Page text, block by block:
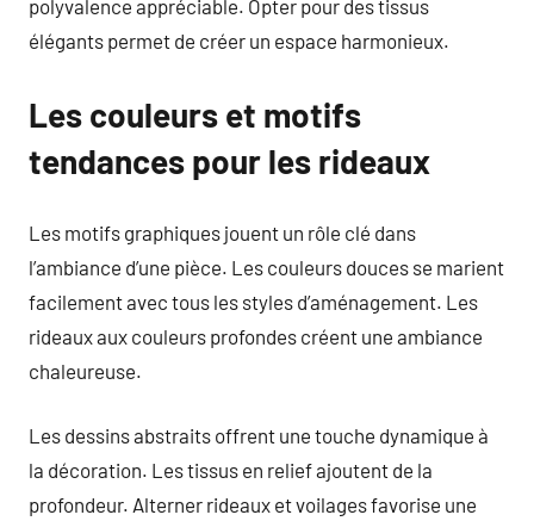
polyvalence appréciable. Opter pour des tissus
élégants permet de créer un espace harmonieux.
Les couleurs et motifs
tendances pour les rideaux
Les motifs graphiques jouent un rôle clé dans
l’ambiance d’une pièce. Les couleurs douces se marient
facilement avec tous les styles d’aménagement. Les
rideaux aux couleurs profondes créent une ambiance
chaleureuse.
Les dessins abstraits offrent une touche dynamique à
la décoration. Les tissus en relief ajoutent de la
profondeur. Alterner rideaux et voilages favorise une